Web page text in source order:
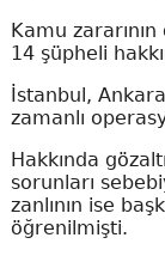
Kamu
14 şüpheli
İstanbul,
zamanlı
Hakkında
sorunları
zanlının ise
öğrenilmişti.